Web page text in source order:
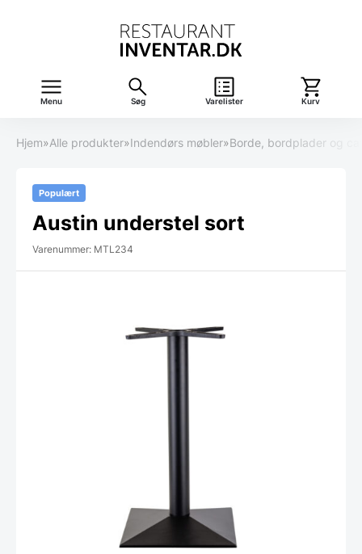
Menu Søg Varelister Kurv
Hjem»Alle produkter»Indendørs møbler»Borde, bordplader og
Populært
Austin understel sort
Varenummer: MTL234